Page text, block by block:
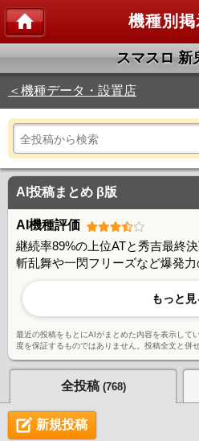
機種別掲
スマスロ 新
＜機種データ・設置店
AI投稿まとめ β版
AI機種評価
継続率89%の上位ATと秀吉最終
斬乱舞や一閃フリーズなど爆発
で覚醒チャレンジの成功率の低
び悩む点に課題を感じる声もあ
継続システムの奥深さは好評だ
指摘されている。
もっと見
最近の投稿をもとにAIがまとめた内容を表示して
度を保証するものではありません。投稿全文と併
全投稿 (768)
新規投稿